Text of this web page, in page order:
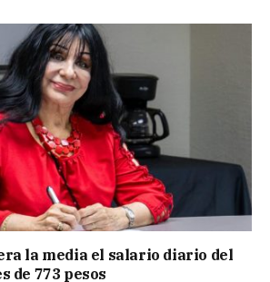
la media el salario diario del
de 773 pesos